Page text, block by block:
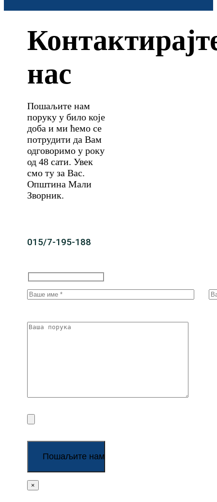
нас
Пошаљите нам
поруку у било које
доба и ми ћемо се
потрудити да Вам
одговоримо у року
од 48 сати. Увек
смо ту за Вас.
Општина Мали
Зворник.
015/7-195-188
×